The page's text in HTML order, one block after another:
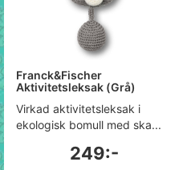
Franck&Fischer
Aktivitetsleksak (Grå)
Virkad aktivitetsleksak i
ekologisk bomull med ska...
249:-